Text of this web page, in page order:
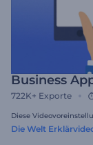
Business
722K+ Exporte
Diese
Die Welt